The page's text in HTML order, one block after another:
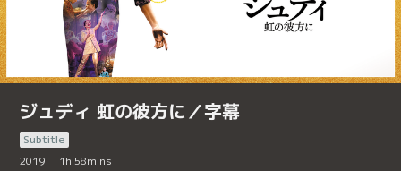
ジュディ 虹の彼方に／字幕
Subtitle
2019
1h 58mins